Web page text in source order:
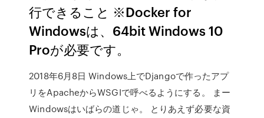
行できること ※Docker for
Windowsは、64bit Windows 10
Proが必要です。
2018年6月8日 Windows上でDjangoで作ったアプ
リをApacheからWSGIで呼べるようにする。 まー
Windowsはいばらの道じゃ。 とりあえず必要な資